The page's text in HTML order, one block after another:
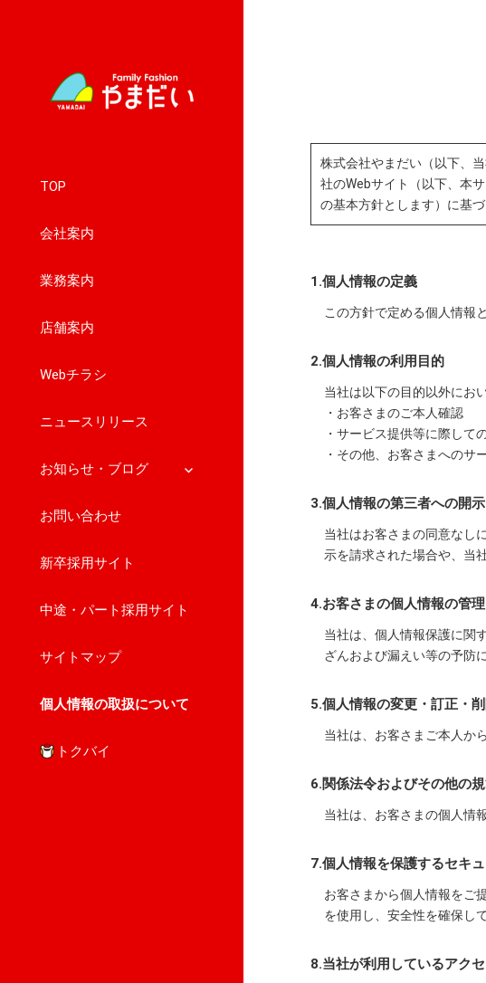
TOP
会社案内
業務案内
店舗案内
Webチラシ
ニュースリリース
お知らせ・ブログ
サ
展
お問い合わせ
新卒採用サイト
中途・パート採用サイト
サイトマップ
個人情報の取扱について
トクバイ
株式会社やまだい（以下、
社のWebサイト（以下、本
の基本方針とします）に基
1.個人情報の定義
この方針で定める個人情報
2.個人情報の利用目的
当社は以下の目的以外にお
・お客さまのご本人確認
・サービス提供等に際して
・その他、お客さまへのサ
3.個人情報の第三者への開示
当社はお客さまの同意なし
示を請求された場合や、当
4.お客さまの個人情報の管理
当社は、個人情報保護に関
ざんおよび漏えい等の予防
5.個人情報の変更・訂正・
当社は、お客さまご本人か
6.関係法令およびその他の
当社は、お客さまの個人情
7.個人情報を保護するセキ
お客さまから個人情報をご
を使用し、安全性を確保し
8.当社が利用しているアク